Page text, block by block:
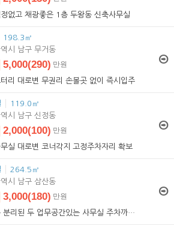
없고 채광좋은 1층 두왕동 신축사무실
2,000(130)만원
198.3㎡
리 대로변 무권리 손볼곳 없이 즉시입주
5,000(290) 만원
5,000(290)만원
시 남구 무거동
119.0㎡
실 대로변 코너각지 고정주차자리 확보
2,000(100) 만원
2,000(100)만원
시 남구 신정동
264.5㎡
삼산동 분리된 두 업무공간있는 사무실 주차까지 편리
3,000(180) 만원
3,000(180)만원
시 남구 삼산동